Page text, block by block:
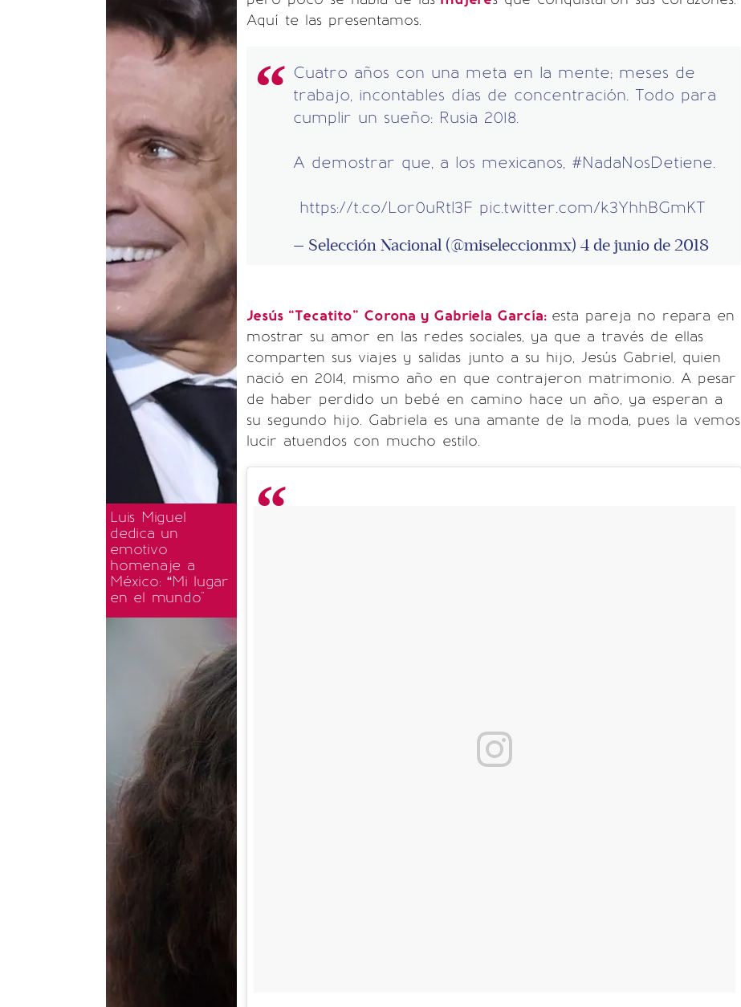
Luis Miguel
dedica un
emotivo
homenaje a
México: “Mi lugar
en el mundo"
Aquí te las presentamos.
Cuatro años con una meta en la mente; meses de
trabajo, incontables días de concentración. Todo para
cumplir un sueño: Rusia 2018.
A demostrar que, a los mexicanos, #NadaNosDetiene.
https://t.co/Lor0uRtl3F pic.twitter.com/k3YhhBGmKT
— Selección Nacional (@miseleccionmx) 4 de junio de 2018
Jesús “Tecatito” Corona y Gabriela García: esta pareja no repara en
mostrar su amor en las redes sociales, ya que a través de ellas
comparten sus viajes y salidas junto a su hijo, Jesús Gabriel, quien
nació en 2014, mismo año en que contrajeron matrimonio. A pesar
de haber perdido un bebé en camino hace un año, ya esperan a
su segundo hijo. Gabriela es una amante de la moda, pues la vemos
lucir atuendos con mucho estilo.